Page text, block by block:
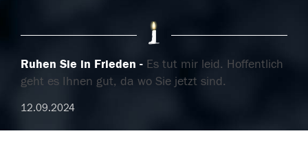
Ruhen Sie in Frieden
Es tut mir leid. Hoffentlich
geht es Ihnen gut, da wo Sie jetzt sind.
12.09.2024